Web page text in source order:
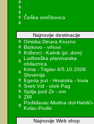
Češka smrčkovica
Najnovije destinacije
Omiska Dinara Kruzno
Biokovo - vrhovi
Križevci - Kalnik (pl. dom)
Ludbreška planinarska
obilaznica
Krma - Triglav 4/5.10.2008
Slovenija
Egeria put - Hrvatska - Iovia
Sveti Vid - otok Pag
Spilja pod Zir - om
ZIR
Podkilavac-Mudna dol-Hahlići-
Kolac-Podki
Najnovije Web shop